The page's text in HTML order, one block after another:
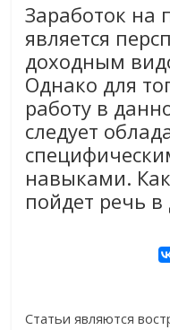
Заработок на
является
доходным
Однако для
работу в
следует
навыками.
пойдет речь в
Статьи являются